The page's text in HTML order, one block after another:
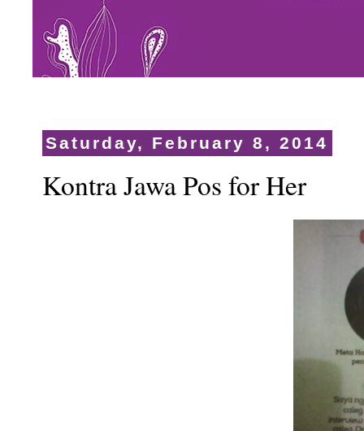
Saturday, February 8, 2014
Kontra Jawa Pos for Her